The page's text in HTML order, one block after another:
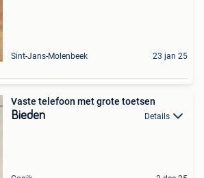
Sint-Jans-Molenbeek 23 jan 25
Vaste telefoon met grote toetsen
Bieden Details